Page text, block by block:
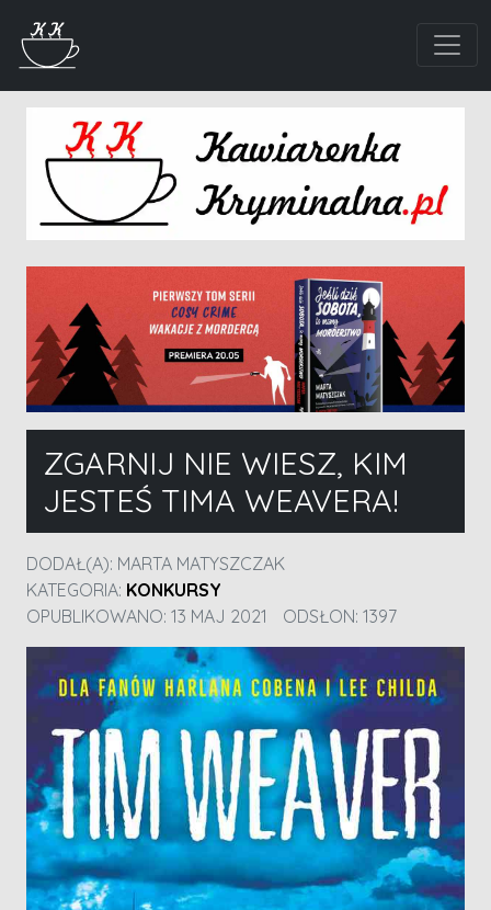
ZGARNIJ NIE WIESZ, KIM
JESTEŚ TIMA WEAVERA!
DODAŁ(A): MARTA MATYSZCZAK
KATEGORIA: KONKURSY
OPUBLIKOWANO: 13 MAJ 2021
ODSŁON: 1397